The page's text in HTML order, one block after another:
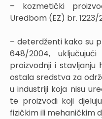
– kozmetički
Uredbom (EZ) br. 1223/
– deterdženti kako su
648/2004,
proizvodnji i stavljanju
ostala sredstva za
u industriji koja nisu
te proizvodi koji
fizičkim ili mehaničkim